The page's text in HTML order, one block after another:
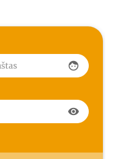
face
visibility